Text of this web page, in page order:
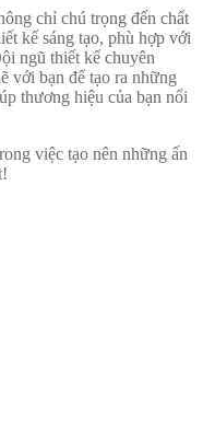
chỉ chú trọng đến chất
kế sáng tạo, phù hợp với
ngũ thiết kế chuyên
với bạn để tạo ra những
thương hiệu của bạn nổi
việc tạo nên những ấn